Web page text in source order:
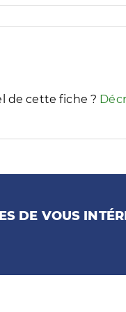
besoins
de cette fiche ?
DE VOUS